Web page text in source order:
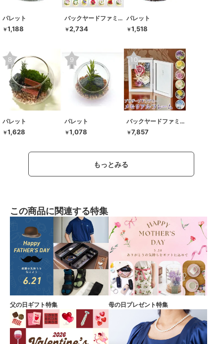
パレット
￥1,188
バックヤードファミリー
￥2,734
パレット
￥1,518
パレット
￥1,628
パレット
￥1,078
バックヤードファミリー
￥7,857
もっとみる
この商品に関連する特集
父の日ギフト特集 母の日プレゼント特集